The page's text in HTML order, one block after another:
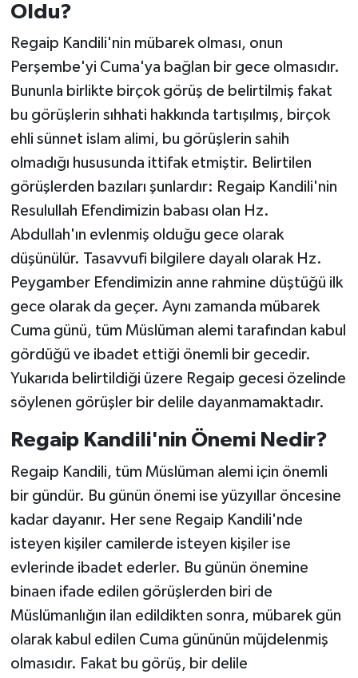
Oldu?
Regaip Kandili'nin mübarek olması, onun
Perşembe'yi Cuma'ya bağlan bir gece olmasıdır.
Bununla birlikte birçok görüş de belirtilmiş fakat
bu görüşlerin sıhhati hakkında tartışılmış, birçok
ehli sünnet islam alimi, bu görüşlerin sahih
olmadığı hususunda ittifak etmiştir. Belirtilen
görüşlerden bazıları şunlardır: Regaip Kandili'nin
Resulullah Efendimizin babası olan Hz.
Abdullah'ın evlenmiş olduğu gece olarak
düşünülür. Tasavvufi bilgilere dayalı olarak Hz.
Peygamber Efendimizin anne rahmine düştüğü ilk
gece olarak da geçer. Aynı zamanda mübarek
Cuma günü, tüm Müslüman alemi tarafından kabul
gördüğü ve ibadet ettiği önemli bir gecedir.
Yukarıda belirtildiği üzere Regaip gecesi özelinde
söylenen görüşler bir delile dayanmamaktadır.
Regaip Kandili'nin Önemi Nedir?
Regaip Kandili, tüm Müslüman alemi için önemli
bir gündür. Bu günün önemi ise yüzyıllar öncesine
kadar dayanır. Her sene Regaip Kandili'nde
isteyen kişiler camilerde isteyen kişiler ise
evlerinde ibadet ederler. Bu günün önemine
binaen ifade edilen görüşlerden biri de
Müslümanlığın ilan edildikten sonra, mübarek gün
olarak kabul edilen Cuma gününün müjdelenmiş
olmasıdır. Fakat bu görüş, bir delile